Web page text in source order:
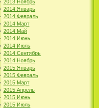
2013 Ноябрь
2014 Январь
2014 Февраль
2014 Март
2014 Май
2014 Июнь
2014 Июль
2014 Сентябрь
2014 Ноябрь
2015 Январь
2015 Февраль
2015 Март
2015 Апрель
2015 Июнь
2015 Июль